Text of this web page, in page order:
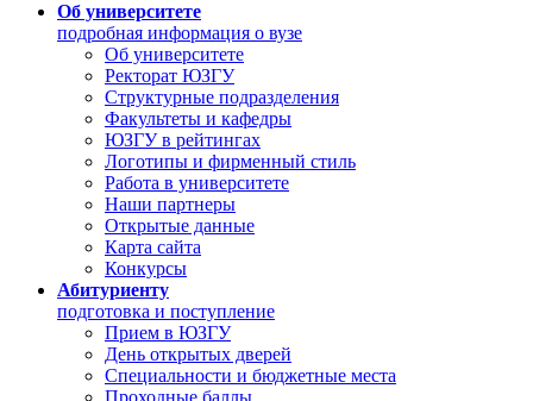
Об университете
подробная информация о вузе
Об университете
Ректорат ЮЗГУ
Структурные подразделения
Факультеты и кафедры
ЮЗГУ в рейтингах
Логотипы и фирменный стиль
Работа в университете
Наши партнеры
Открытые данные
Карта сайта
Конкурсы
Абитуриенту
подготовка и поступление
Прием в ЮЗГУ
День открытых дверей
Специальности и бюджетные места
Проходные баллы